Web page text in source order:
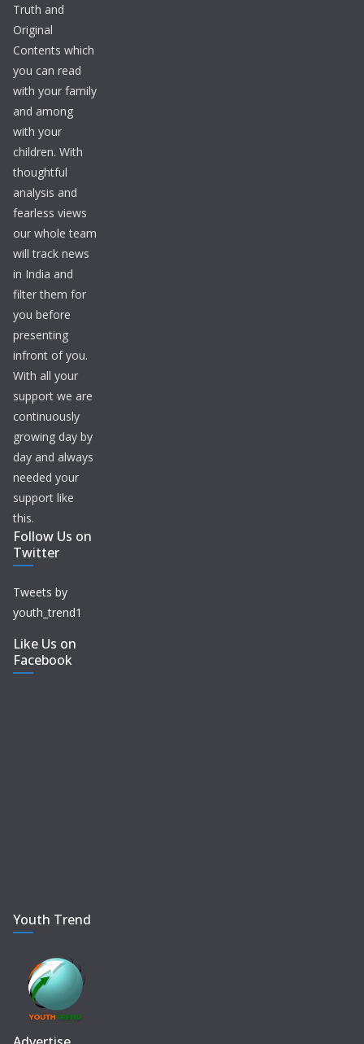
Truth and
Original
Contents which
you can read
with your family
and among
with your
children. With
thoughtful
analysis and
fearless views
our whole team
will track news
in India and
filter them for
you before
presenting
infront of you.
With all your
support we are
continuously
growing day by
day and always
needed your
support like
this.
Follow Us on
Twitter
Tweets by
youth_trend1
Like Us on
Facebook
Youth Trend